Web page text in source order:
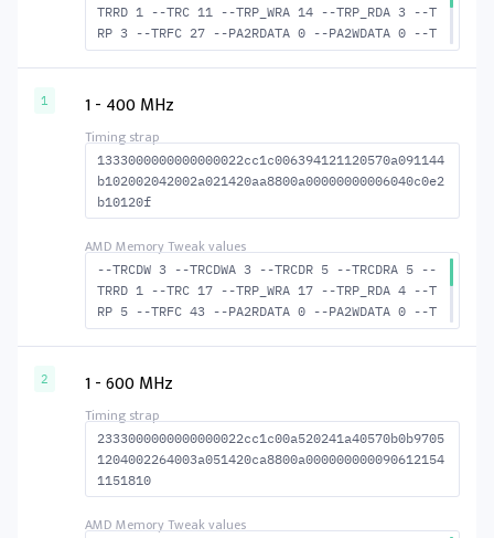
TRRD 1 --TRC 11 --TRP_WRA 14 --TRP_RDA 3 --T
RP 3 --TRFC 27 --PA2RDATA 0 --PA2WDATA 0 --T
FAW 0 --TCRCRL 1 --TCRCWL 1 --TFAW32 2 --ACT
-RAS2RAS 27 --RP 13 --WRPLUSRP 15 --BUS_TURN
1 1 - 400 MHz
1333000000000000022cc1c006394121120570a091144
b102002042002a021420aa8800a00000000006040c0e2
b10120f
--TRCDW 3 --TRCDWA 3 --TRCDR 5 --TRCDRA 5 --
TRRD 1 --TRC 17 --TRP_WRA 17 --TRP_RDA 4 --T
RP 5 --TRFC 43 --PA2RDATA 0 --PA2WDATA 0 --T
FAW 0 --TCRCRL 1 --TCRCWL 2 --TFAW32 2 --ACT
--RAS2RAS 43 --RP 16 --WRPLUSRP 18 --BUS_TUR
2 1 - 600 MHz
2333000000000000022cc1c00a520241a40570b0b9705
1204002264003a051420ca8800a000000000090612154
1151810